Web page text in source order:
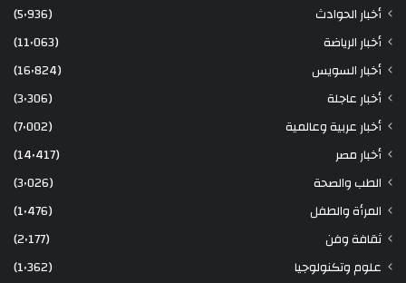
أخبار الحوادث
(5٬936)
أخبار الرياضة
(11٬063)
أخبار السويس
(16٬824)
أخبار عاجلة
(3٬306)
أخبار عربية وعالمية
(7٬002)
أخبار مصر
(14٬417)
الطب والصحة
(3٬026)
المرأة والطفل
(1٬476)
ثقافة وفن
(2٬177)
علوم وتكنولوجيا
(1٬362)